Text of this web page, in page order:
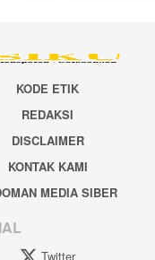
KODE ETIK
REDAKSI
DISCLAIMER
KONTAK KAMI
MEDIA SIBER
Twitter